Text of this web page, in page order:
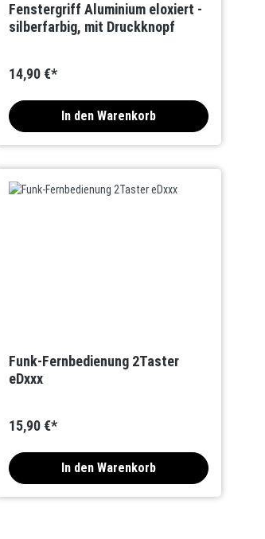
Fenstergriff Aluminium eloxiert -
silberfarbig, mit Druckknopf
14,90 €*
In den Warenkorb
Funk-Fernbedienung 2Taster
eDxxx
15,90 €*
In den Warenkorb